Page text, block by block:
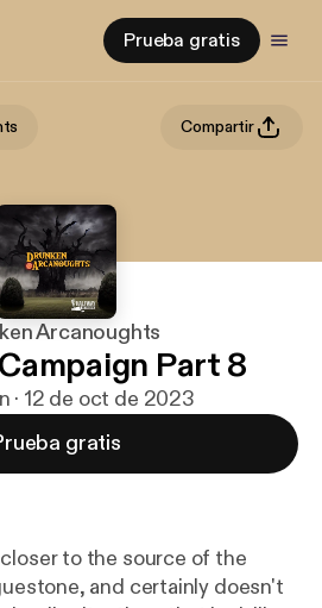
Prueba gratis
Compartir
Arcanoughts
Part 8
· 12 de oct de 2023
gratis
to the source of the
and certainly doesn't